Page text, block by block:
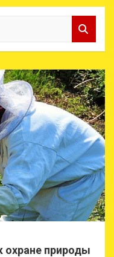
охране природы